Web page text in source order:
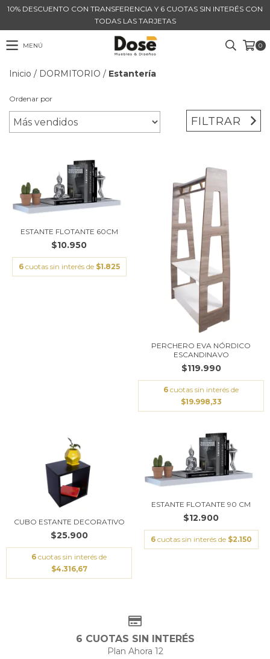
10% DESCUENTO CON TRANSFERENCIA Y 6 CUOTAS SIN INTERÉS CON
TODAS LAS TARJETAS
MENÚ 0
Inicio / DORMITORIO / Estantería
Ordenar por
FILTRAR
ESTANTE FLOTANTE 60CM
$10.950
6 cuotas sin interés de $1.825
PERCHERO EVA NÓRDICO
ESCANDINAVO
$119.990
6 cuotas sin interés de
$19.998,33
CUBO ESTANTE DECORATIVO
$25.900
6 cuotas sin interés de
$4.316,67
ESTANTE FLOTANTE 90 CM
$12.900
6 cuotas sin interés de $2.150
6 CUOTAS SIN INTERÉS
Plan Ahora 12